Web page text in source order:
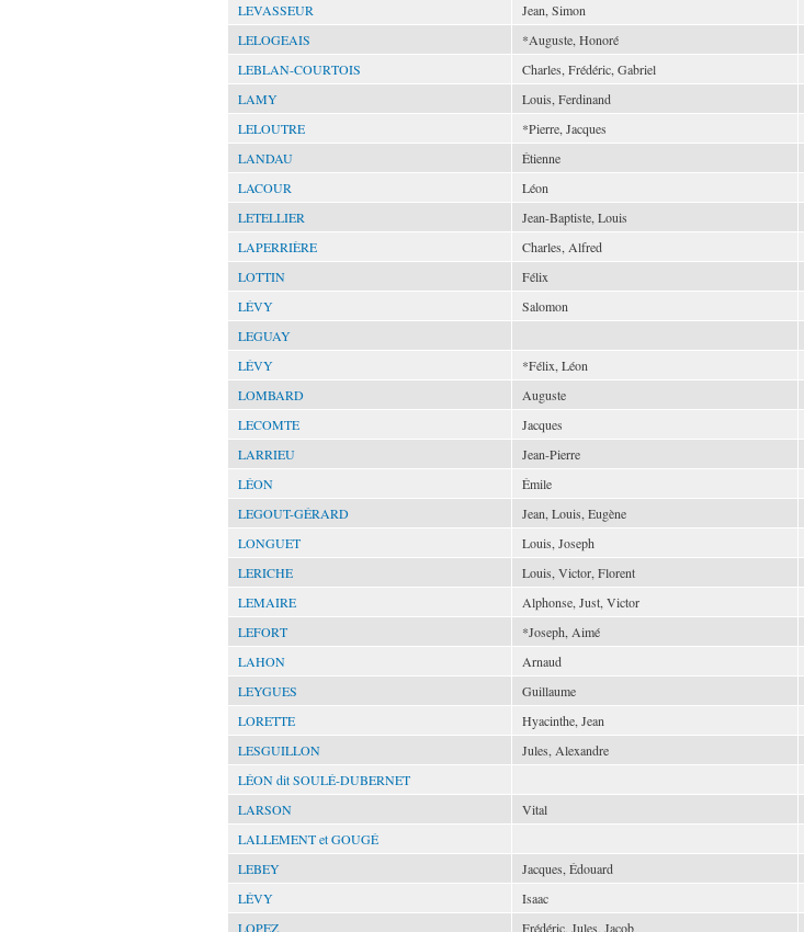
LEVASSEUR
Jean, Simon
LELOGEAIS
*Auguste, Honoré
LEBLAN-COURTOIS
Charles, Frédéric, Gabriel
LAMY
Louis, Ferdinand
LELOUTRE
*Pierre, Jacques
LANDAU
Étienne
LACOUR
Léon
LETELLIER
Jean-Baptiste, Louis
LAPERRIÈRE
Charles, Alfred
LOTTIN
Félix
LÉVY
Salomon
LEGUAY
LÉVY
*Félix, Léon
LOMBARD
Auguste
LECOMTE
Jacques
LARRIEU
Jean-Pierre
LÉON
Émile
LEGOUT-GÉRARD
Jean, Louis, Eugène
LONGUET
Louis, Joseph
LERICHE
Louis, Victor, Florent
LEMAIRE
Alphonse, Just, Victor
LEFORT
*Joseph, Aimé
LAHON
Arnaud
LEYGUES
Guillaume
LORETTE
Hyacinthe, Jean
LESGUILLON
Jules, Alexandre
LÉON dit SOULÉ-DUBERNET
LARSON
Vital
LALLEMENT et GOUGÉ
LEBEY
Jacques, Édouard
LÉVY
Isaac
LOPEZ
Frédéric, Jules, Jacob